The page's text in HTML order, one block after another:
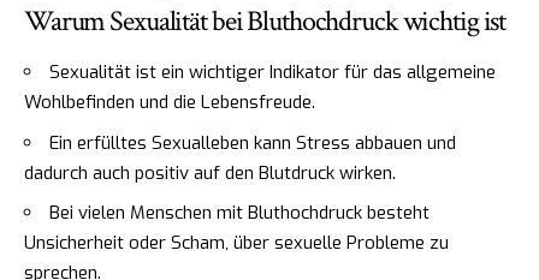
Warum Sexualität bei Bluthochdruck wichtig ist
Sexualität ist ein wichtiger Indikator für das allgemeine
Wohlbefinden und die Lebensfreude.
Ein erfülltes Sexualleben kann Stress abbauen und
dadurch auch positiv auf den Blutdruck wirken.
Bei vielen Menschen mit Bluthochdruck besteht
Unsicherheit oder Scham, über sexuelle Probleme zu
sprechen.